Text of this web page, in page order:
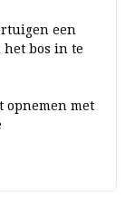
een
bos in te
opnemen met